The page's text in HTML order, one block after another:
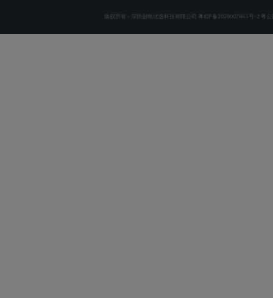
版权所有 - 深圳创电优选科技有限公司 粤ICP备2026007863号-2 粤